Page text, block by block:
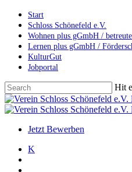
Skip
main
content
Start
Schloss Schönefeld e.V.
Wohnen plus gGmbH /
Lernen plus gGmbH /
KulturGut
Jobportal
Hit
Close
Search
search
account
Menu
Jetzt Bewerben
K